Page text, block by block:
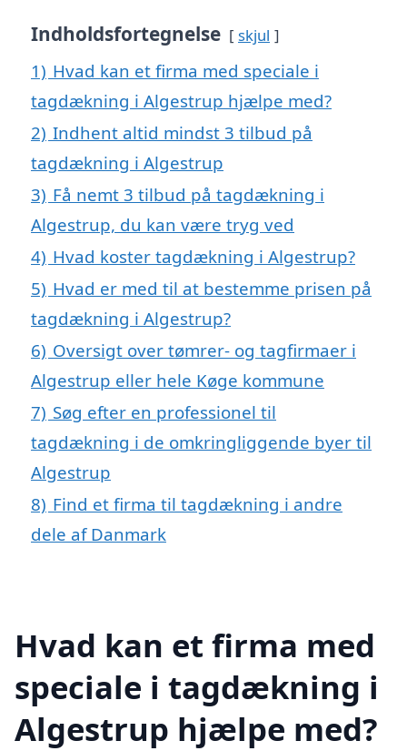
Indholdsfortegnelse skjul
1) Hvad kan et firma med speciale i
tagdækning i Algestrup hjælpe med?
2) Indhent altid mindst 3 tilbud på
tagdækning i Algestrup
3) Få nemt 3 tilbud på tagdækning i
Algestrup, du kan være tryg ved
4) Hvad koster tagdækning i Algestrup?
5) Hvad er med til at bestemme prisen på
tagdækning i Algestrup?
6) Oversigt over tømrer- og tagfirmaer i
Algestrup eller hele Køge kommune
7) Søg efter en professionel til
tagdækning i de omkringliggende byer til
Algestrup
8) Find et firma til tagdækning i andre
dele af Danmark
Hvad kan et firma med
speciale i tagdækning i
Algestrup hjælpe med?